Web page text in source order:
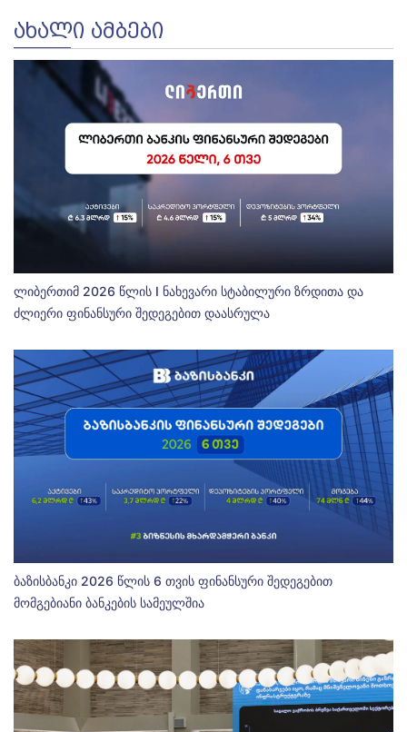
ᲐᲮᲐᲚᲘ ᲐᲛᲑᲔᲑᲘ
ლიბერთიმ 2026 წლის I ნახევარი სტაბილური ზრდითა და
ძლიერი ფინანსური შედეგებით დაასრულა
ბაზისბანკი 2026 წლის 6 თვის ფინანსური შედეგებით
მომგებიანი ბანკების სამეულშია